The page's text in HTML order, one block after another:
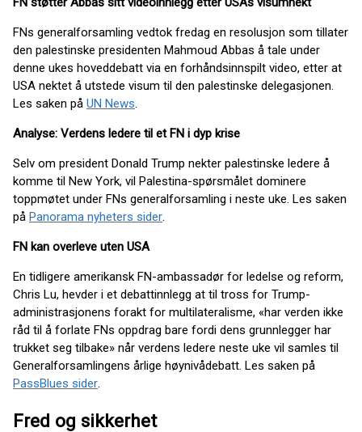
FNs generalforsamling vedtok fredag en resolusjon som tillater
den palestinske presidenten Mahmoud Abbas å tale under
denne ukes hoveddebatt via en forhåndsinnspilt video, etter at
USA nektet å utstede visum til den palestinske delegasjonen.
Les saken på UN News.
Analyse: Verdens ledere til et FN i dyp krise
Selv om president Donald Trump nekter palestinske ledere å
komme til New York, vil Palestina-spørsmålet dominere
toppmøtet under FNs generalforsamling i neste uke. Les saken
på Panorama nyheters sider.
FN kan overleve uten USA
En tidligere amerikansk FN-ambassadør for ledelse og reform,
Chris Lu, hevder i et debattinnlegg at til tross for Trump-
administrasjonens forakt for multilateralisme, «har verden ikke
råd til å forlate FNs oppdrag bare fordi dens grunnlegger har
trukket seg tilbake» når verdens ledere neste uke vil samles til
Generalforsamlingens årlige høynivådebatt. Les saken på
PassBlues sider.
Fred og sikkerhet